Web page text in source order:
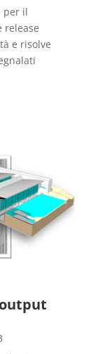
per il
release
e risolve